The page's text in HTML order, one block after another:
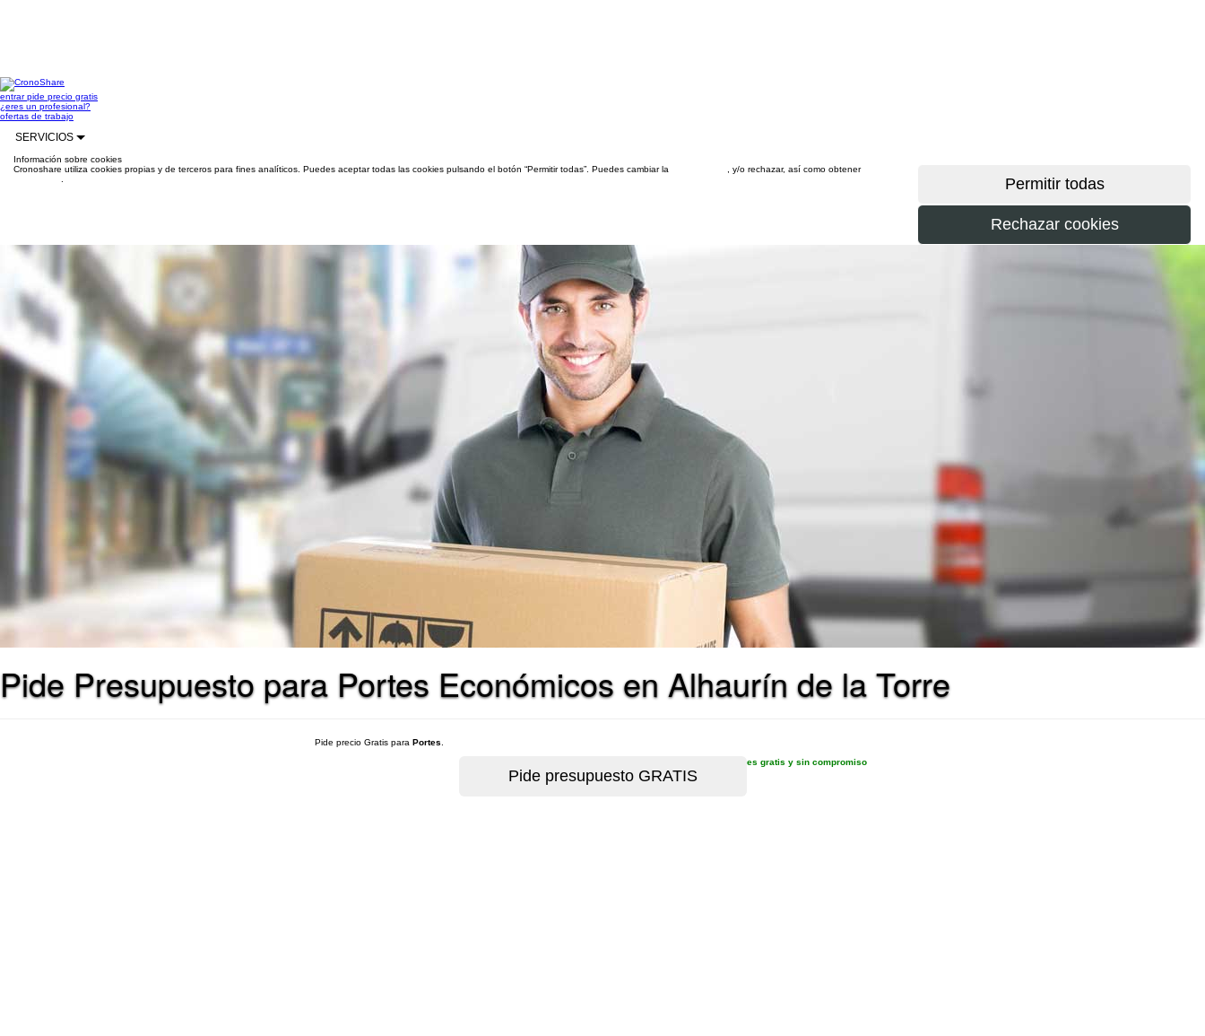
entrarpide precio gratis
¿eres un profesional?
ofertas de trabajo
SERVICIOS
Información sobre cookies
Cronoshare utiliza cookies propias y de terceros para fines analíticos. Puedes aceptar todas las cookies pulsando el botón “Permitir todas”. Puedes cambiar la
, y/o rechazar, así como obtener
Pide Presupuesto para Portes Económicos en Alhaurín de la Torre
Pide precio Gratis para Portes
es gratis y sin compromiso